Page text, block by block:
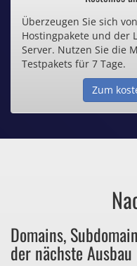
für Dinge, die
Überzeugen Sie sich
Hostingpakete und der
Server. Nutzen Sie die
Testpakets für 7 Tage.
Zum
Domains,
der nächste